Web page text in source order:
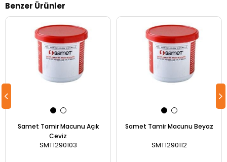
Benzer Ürünler
Samet Tamir Macunu Açık
Ceviz
SMT1290103
Samet Tamir Macunu Beyaz
SMT1290112